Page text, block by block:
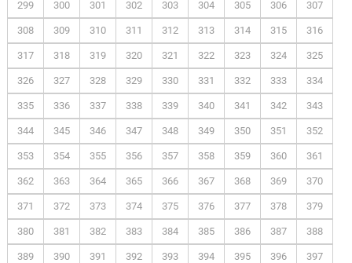
299 300 301 302 303 304 305 306 307
308 309 310 311 312 313 314 315 316
317 318 319 320 321 322 323 324 325
326 327 328 329 330 331 332 333 334
335 336 337 338 339 340 341 342 343
344 345 346 347 348 349 350 351 352
353 354 355 356 357 358 359 360 361
362 363 364 365 366 367 368 369 370
371 372 373 374 375 376 377 378 379
380 381 382 383 384 385 386 387 388
389 390 391 392 393 394 395 396 397